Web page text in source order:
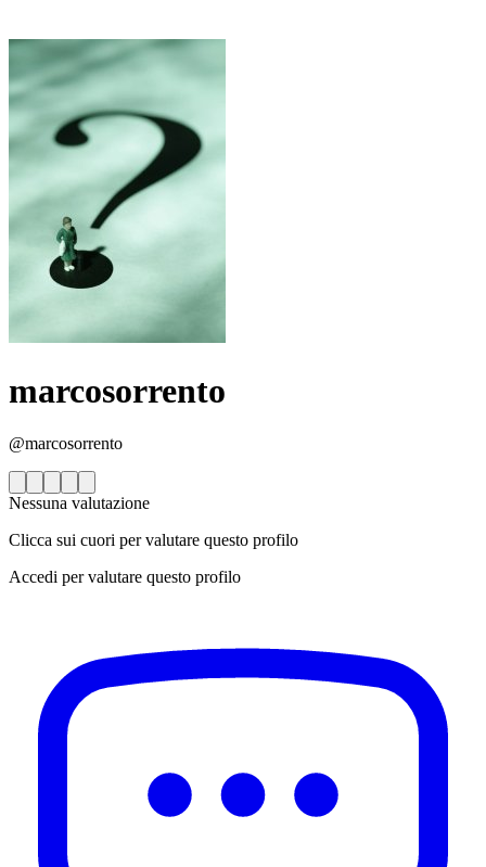
marcosorrento
@marcosorrento
Nessuna valutazione
Clicca sui cuori per valutare questo profilo
Accedi per valutare questo profilo